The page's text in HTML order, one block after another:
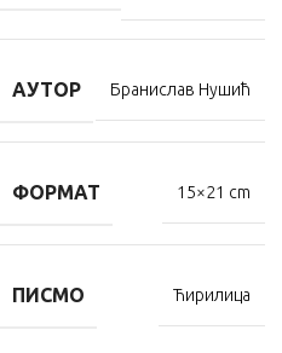
АУТОР Бранислав Нушић
ФОРМАТ 15×21 cm
ПИСМО Ћирилица